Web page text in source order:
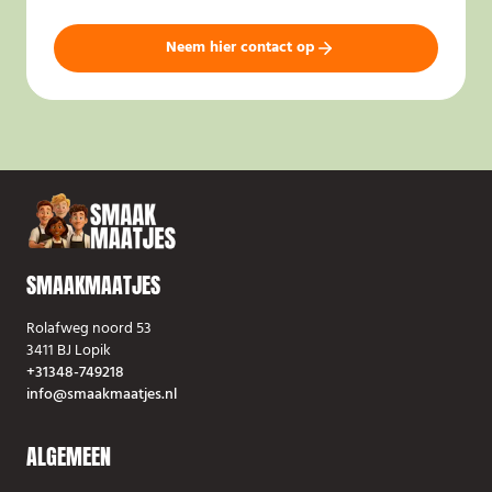
Neem hier contact op
SMAAKMAATJES
Rolafweg noord 53
3411 BJ Lopik
+31348-749218
info@smaakmaatjes.nl
ALGEMEEN